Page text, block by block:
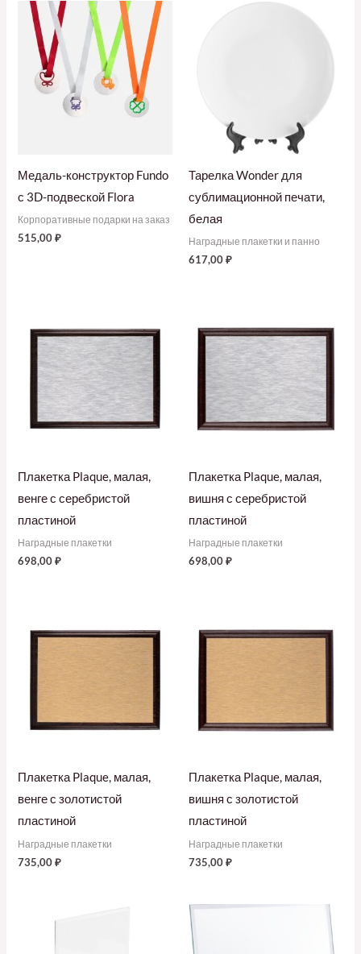
Медаль-конструктор Fundo
с 3D-подвеской Flora
Корпоративные подарки на заказ
515,00₽
Тарелка Wonder для
сублимационной печати,
белая
Наградные плакетки и панно
617,00₽
Плакетка Plaque, малая,
венге с серебристой
пластиной
Наградные плакетки
698,00₽
Плакетка Plaque, малая,
вишня с серебристой
пластиной
Наградные плакетки
698,00₽
Плакетка Plaque, малая,
венге с золотистой
пластиной
Наградные плакетки
735,00₽
Плакетка Plaque, малая,
вишня с золотистой
пластиной
Наградные плакетки
735,00₽